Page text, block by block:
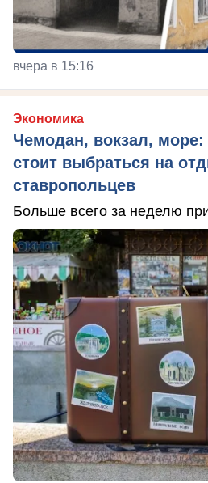
вчера в 15:16
Экономика
Чемодан, вокзал, море:
стоит выбраться на
ставропольцев
Больше всего за неделю